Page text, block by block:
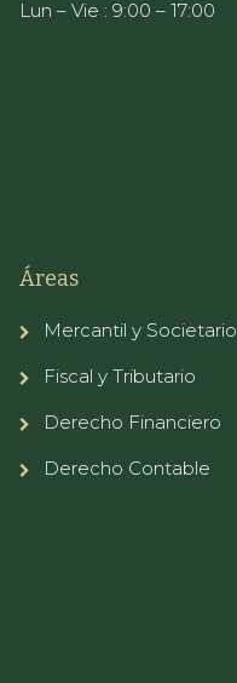
Lun – Vie : 9:00 – 17:00
Áreas
Mercantil y Societario
Fiscal y Tributario
Derecho Financiero
Derecho Contable